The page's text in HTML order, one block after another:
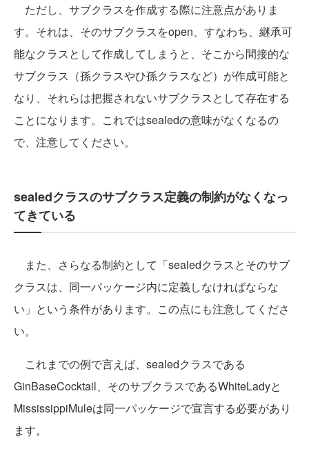
ただし、サブクラスを作成する際に注意点がありま
す。それは、そのサブクラスをopen、すなわち、継承可
能なクラスとして作成してしまうと、そこから間接的な
サブクラス（孫クラスやひ孫クラスなど）が作成可能と
なり、それらは把握されないサブクラスとして存在する
ことになります。これではsealedの意味がなくなるの
で、注意してください。
sealedクラスのサブクラス定義の制約がなくなっ
てきている
また、さらなる制約として「sealedクラスとそのサブ
クラスは、同一パッケージ内に定義しなければならな
い」という条件があります。この点にも注意してくださ
い。
これまでの例で言えば、sealedクラスである
GinBaseCocktail、そのサブクラスであるWhiteLadyと
MississippiMuleは同一パッケージで宣言する必要があり
ます。